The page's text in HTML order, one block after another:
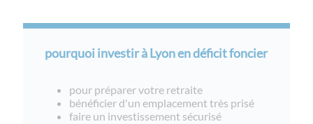
pourquoi investir à Lyon en déficit foncier
pour préparer votre retraite
bénéficier d'un emplacement très prisé
faire un investissement sécurisé